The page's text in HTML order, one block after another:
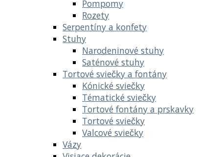
Pompomy
Rozety
Serpentíny a konfety
Stuhy
Narodeninové stuhy
Saténové stuhy
Tortové sviečky a fontány
Kónické sviečky
Tématické sviečky
Tortové fontány a prskavky
Tortové sviečky
Valcové sviečky
Vázy